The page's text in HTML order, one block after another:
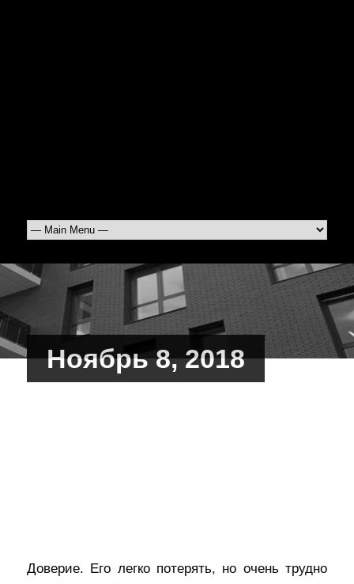
Ноябрь 8, 2018
Доверие. Его легко потерять, но очень трудно